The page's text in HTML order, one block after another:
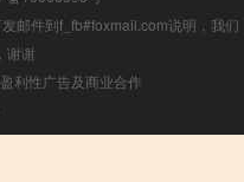
邮件到f_fb#foxmail.com说明，我们
谢谢
利性广告及商业合作